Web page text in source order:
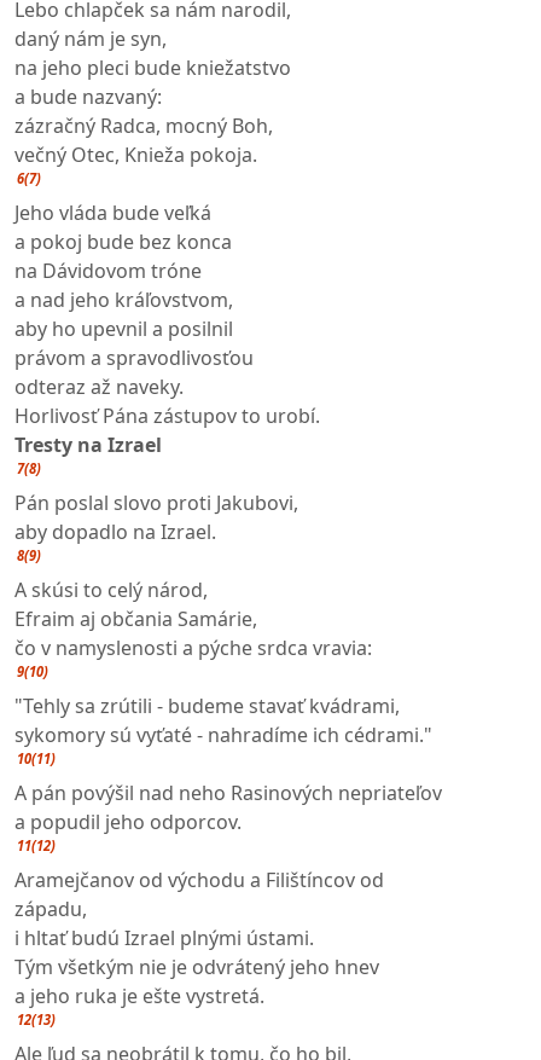
Lebo chlapček sa nám narodil,
daný nám je syn,
na jeho pleci bude kniežatstvo
a bude nazvaný:
zázračný Radca, mocný Boh,
večný Otec, Knieža pokoja.
6(7)
Jeho vláda bude veľká
a pokoj bude bez konca
na Dávidovom tróne
a nad jeho kráľovstvom,
aby ho upevnil a posilnil
právom a spravodlivosťou
odteraz až naveky.
Horlivosť Pána zástupov to urobí.
Tresty na Izrael
7(8)
Pán poslal slovo proti Jakubovi,
aby dopadlo na Izrael.
8(9)
A skúsi to celý národ,
Efraim aj občania Samárie,
čo v namyslenosti a pýche srdca vravia:
9(10)
"Tehly sa zrútili - budeme stavať kvádrami,
sykomory sú vyťaté - nahradíme ich cédrami."
10(11)
A pán povýšil nad neho Rasinových nepriateľov
a popudil jeho odporcov.
11(12)
Aramejčanov od východu a Filištíncov od
západu,
i hltať budú Izrael plnými ústami.
Tým všetkým nie je odvrátený jeho hnev
a jeho ruka je ešte vystretá.
12(13)
Ale ľud sa neobrátil k tomu, čo ho bil,